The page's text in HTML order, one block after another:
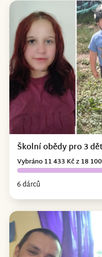
Školní obědy pro 3
6 dárců
Vybráno 11 433 Kč z 18